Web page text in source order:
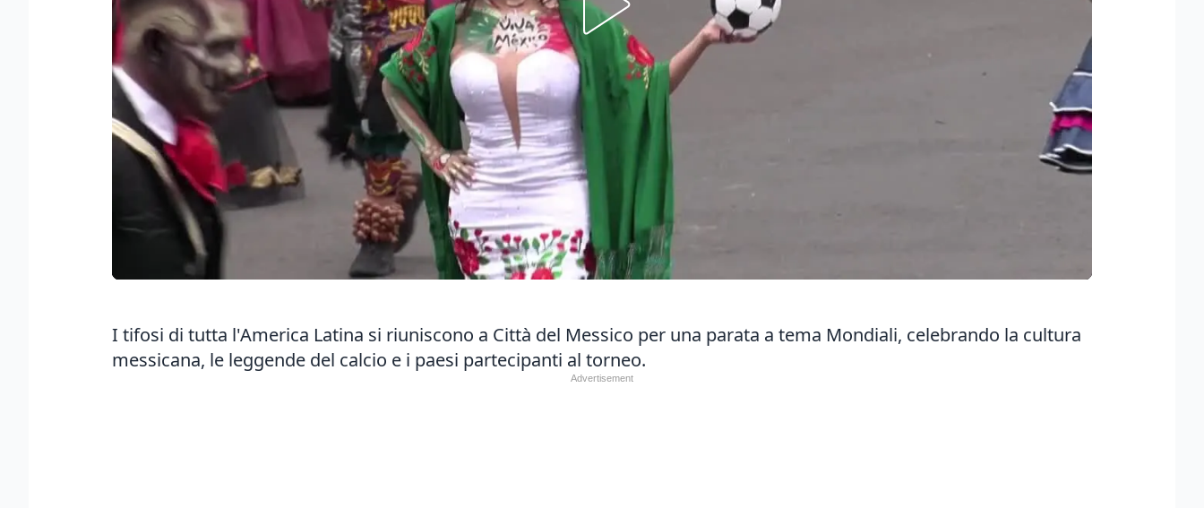
I tifosi di tutta l'America Latina si riuniscono a Città del Messico per una parata a tema Mondiali, celebrando la cultura
messicana, le leggende del calcio e i paesi partecipanti al torneo.